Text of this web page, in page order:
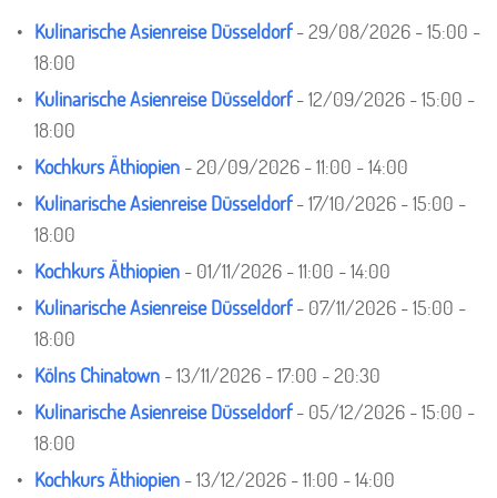
Kulinarische Asienreise Düsseldorf- 29/08/2026 - 15:00 -
18:00
Kulinarische Asienreise Düsseldorf- 12/09/2026 - 15:00 -
18:00
Kochkurs Äthiopien - 20/09/2026 - 11:00 - 14:00
Kulinarische Asienreise Düsseldorf- 17/10/2026 - 15:00 -
18:00
Kochkurs Äthiopien - 01/11/2026 - 11:00 - 14:00
Kulinarische Asienreise Düsseldorf- 07/11/2026 - 15:00 -
18:00
Kölns Chinatown - 13/11/2026 - 17:00 - 20:30
Kulinarische Asienreise Düsseldorf- 05/12/2026 - 15:00 -
18:00
Kochkurs Äthiopien - 13/12/2026 - 11:00 - 14:00